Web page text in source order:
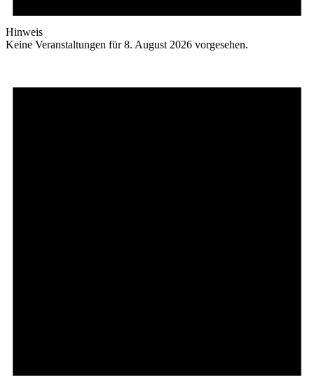
Hinweis
Keine Veranstaltungen für 8. August 2026 vorgesehen.